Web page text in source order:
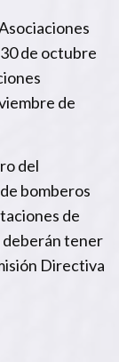
de octubre
de
del
bomberos
de
deberán tener
Directiva